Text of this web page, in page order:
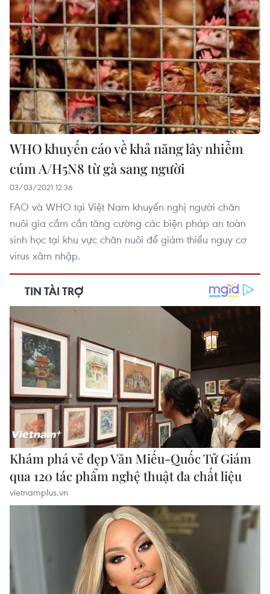
WHO khuyến cáo về khả năng lây nhiễm
cúm A/H5N8 từ gà sang người
03/03/2021 12:36
FAO và WHO tại Việt Nam khuyến nghị người chăn
nuôi gia cầm cần tăng cường các biện pháp an toàn
sinh học tại khu vực chăn nuôi để giảm thiểu nguy cơ
virus xâm nhập.